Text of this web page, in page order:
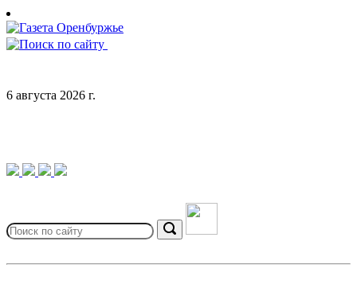
Skip
to
content
6 августа 2026 г.
for:
Search